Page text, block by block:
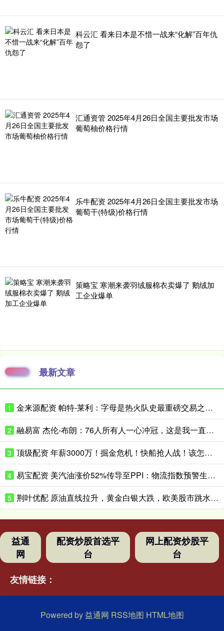
科云汇 看来日本是不惜一战来“化解”百年仇
怨了
汇通资管 2025年4月26日全国主要批发市场
葡萄柚价格行情
乐牛配资 2025年4月26日全国主要批发市场
葡萄干(特级)价格行情
策略宝 寒潮来袭羽绒服棉衣卖爆了 鹅绒加
工企业爆单
最新文章
1 金来源配资 帕特-莱利：字母是热火队史最重磅交易之一；我们冲冠的底气更足了
2 融易富 杰伦-布朗：76人所有人一心冲冠，这是我一直向往的团队氛围
3 顶级配资 年薪3000万！掘金危机！快船抢人战！该怎么选择？
4 易宝配资 美汽油涨价52%传导至PPI：物流指数预警生效，暂停燃油税只是止痛药？
5 荆叶优配 原油直线拉升，黄金白银大跌，欧美股市跳水！中东再生变数：美国已拒绝伊朗就结束战争提出的书面方案
益通
网
配资炒股首选平
台
网上配资炒股平
台
友情链接：
Powered by益通网 RSS地图 HTML地图